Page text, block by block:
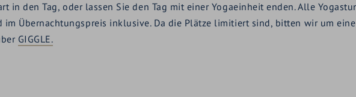
in den Tag, oder lassen Sie den Tag mit einer Yogaeinheit enden. Alle
im Übernachtungspreis inklusive. Da die Plätze limitiert sind, bitten wir um
GIGGLE.